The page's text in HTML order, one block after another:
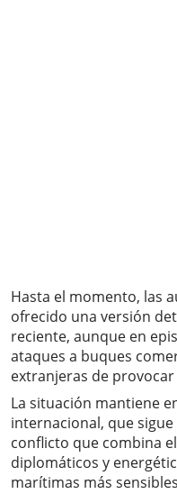
Hasta el momento, las
ofrecido una versión
reciente, aunque en
ataques a buques
extranjeras de
La situación mantiene
internacional, que
conflicto que combina
diplomáticos y
marítimas más